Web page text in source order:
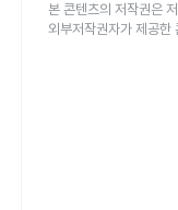
본 콘텐츠의 저작권은
외부저작권자가 제공한